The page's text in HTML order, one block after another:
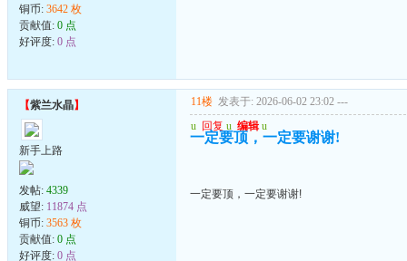
铜币: 3642 枚
贡献值: 0 点
好评度: 0 点
【紫兰水晶】
新手上路
发帖: 4339
威望: 11874 点
铜币: 3563 枚
贡献值: 0 点
好评度: 0 点
11楼 发表于: 2026-06-02 23:02 ---
u 回复 u 编辑 u
一定要顶，一定要谢谢!
一定要顶，一定要谢谢!